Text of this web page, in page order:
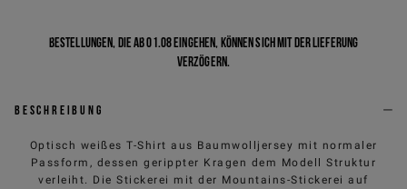
Bestellungen, die ab 01.08 eingehen, können sich mit der Lieferung
verzögern.
Beschreibung
Optisch weißes T-Shirt aus Baumwolljersey mit normaler
Passform, dessen gerippter Kragen dem Modell Struktur
verleiht. Die Stickerei mit der Mountains-Stickerei auf